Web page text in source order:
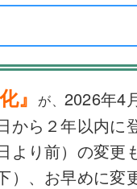
』 が、 2026年4
から２年以内に
より前）の変更
）、お早めに変